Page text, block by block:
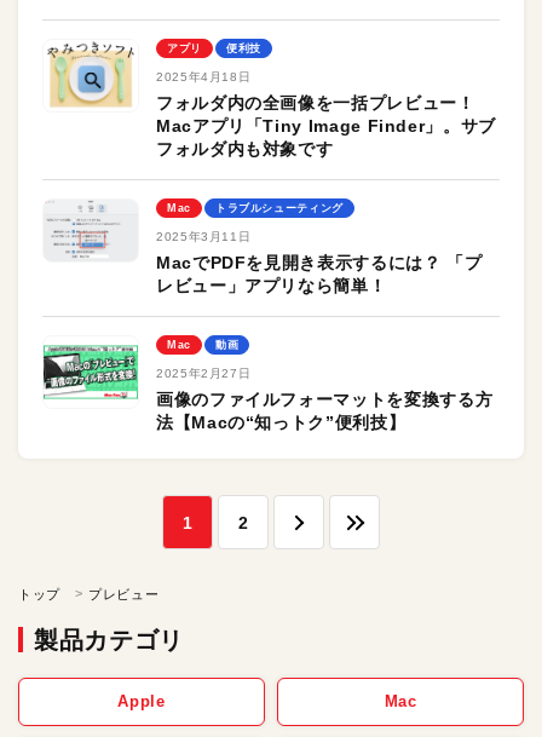
アプリ 便利技
2025年4月18日
フォルダ内の全画像を一括プレビュー！
Macアプリ「Tiny Image Finder」。サブ
フォルダ内も対象です
Mac トラブルシューティング
2025年3月11日
MacでPDFを見開き表示するには？ 「プ
レビュー」アプリなら簡単！
Mac 動画
2025年2月27日
画像のファイルフォーマットを変換する方
法【Macの“知っトク”便利技】
1 2
トップ プレビュー
製品カテゴリ
Apple Mac